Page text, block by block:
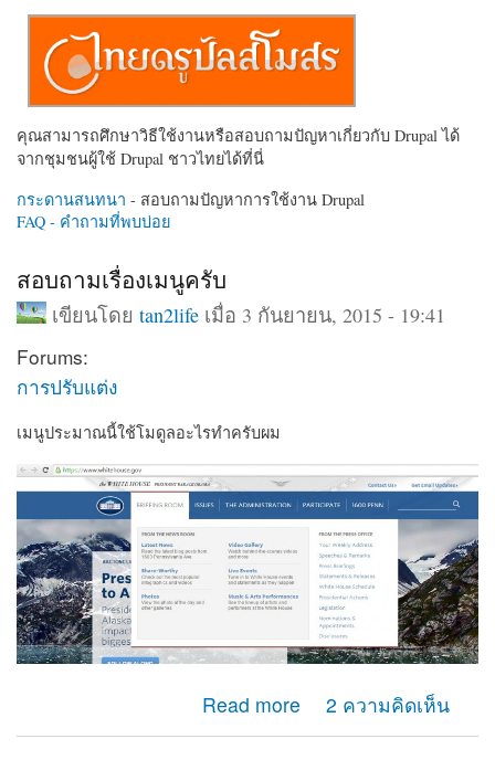
คุณสามารถศึกษาวิธีใช้งานหรือสอบถามปัญหาเกี่ยวกับ Drupal ได้
จากชุมชนผู้ใช้ Drupal ชาวไทยได้ที่นี่
กระดานสนทนา - สอบถามปัญหาการใช้งาน Drupal
FAQ - คำถามที่พบบ่อย
สอบถามเรื่องเมนูครับ
เขียนโดย tan2lifeเมื่อ 3 กันยายน, 2015 - 19:41
Forums:
การปรับแต่ง
เมนูประมาณนี้ใช้โมดูลอะไรทำครับผม
Read more
about สอบถามเรื่องเมนูครับ 2 ความคิดเห็น